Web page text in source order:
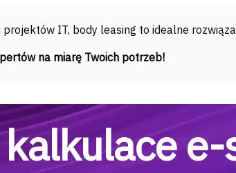
IT, body leasing to idealne
na miarę Twoich potrzeb!